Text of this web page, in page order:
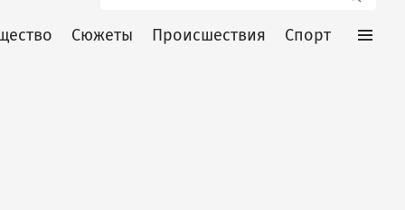
Сюжеты Происшествия Спорт